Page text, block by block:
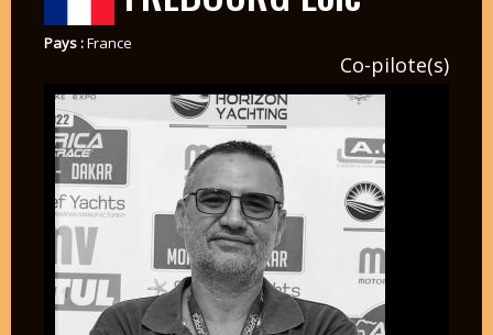
Pays :France
Co-pilote(s)